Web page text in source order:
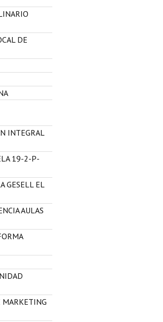
DE
INTEGRAL
19-2-P-
GESELL EL
AULAS
MARKETING